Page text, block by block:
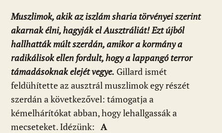
Muszlimok, akik az iszlám sharia törvényei szerint
akarnak élni, hagyják el Ausztráliát! Ezt újból
hallhatták múlt szerdán, amikor a kormány a
radikálisok ellen fordult, hogy a lappangó terror
támadásoknak elejét vegye. Gillard ismét
feldühítette az ausztrál muszlimok egy részét
szerdán a következővel: támogatja a
kémelhárítókat abban, hogy lehallgassák a
mecseteket. Idézünk: A